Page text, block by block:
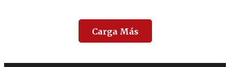
Carga Más